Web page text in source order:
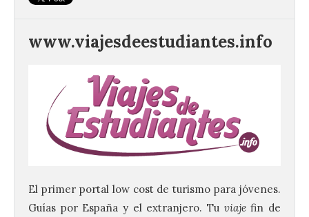
www.viajesdeestudiantes.info
El primer portal low cost de turismo para jóvenes.
Guías por España y el extranjero. Tu viajefin de